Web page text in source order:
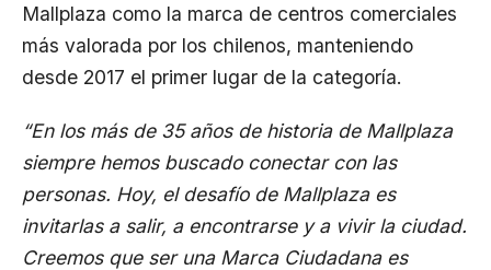
Mallplaza como la marca de centros comerciales
más valorada por los chilenos, manteniendo
desde 2017 el primer lugar de la categoría.
“En los más de 35 años de historia de Mallplaza
siempre hemos buscado conectar con las
personas. Hoy, el desafío de Mallplaza es
invitarlas a salir, a encontrarse y a vivir la ciudad.
Creemos que ser una Marca Ciudadana es